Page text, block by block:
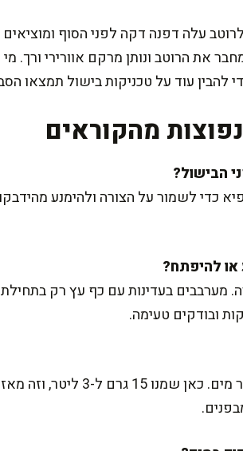
עלה דפנה דקה לפני הסוף
את הרוטב ונותן מרקם אוורירי
להבין עוד על טכניקות בישול תמצאו
מהקוראים
לשמור על הצורה ולהימנע
מערבבים בעדינות עם כף עץ רק
כלל אצבע: כ-5 גרם מלח